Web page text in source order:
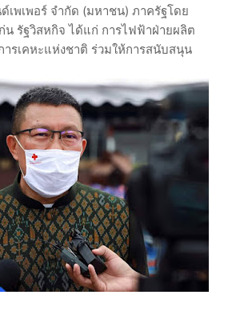
พเพอร์ จำกัด (มหาชน) ภาครัฐโดย
รัฐวิสหกิจ ได้แก่ การไฟฟ้าฝ่ายผลิต
ารเคหะแห่งชาติ ร่วมให้การสนับสนุน